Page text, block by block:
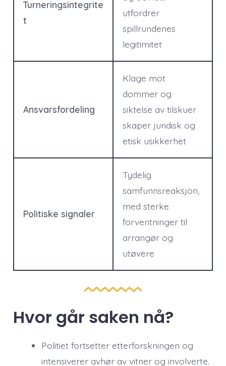
Turneringsintegrite
t
utfordrer
spillrundenes
legitimitet
Ansvarsfordeling
Klage mot
dommer og
siktelse av tilskuer
skaper juridisk og
etisk usikkerhet
Politiske signaler
Tydelig
samfunnsreaksjon,
med sterke
forventninger til
arrangør og
utøvere
Hvor går saken nå?
Politiet fortsetter etterforskningen og
intensiverer avhør av vitner og involverte.